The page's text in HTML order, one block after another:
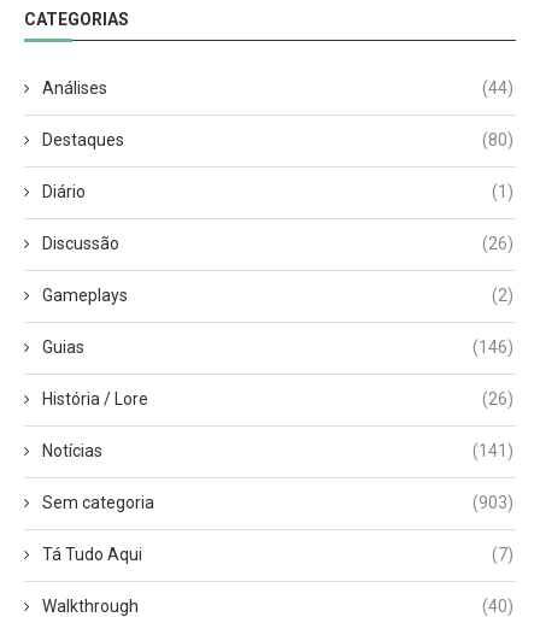
CATEGORIAS
Análises (44)
Destaques (80)
Diário (1)
Discussão (26)
Gameplays (2)
Guias (146)
História / Lore (26)
Notícias (141)
Sem categoria (903)
Tá Tudo Aqui (7)
Walkthrough (40)